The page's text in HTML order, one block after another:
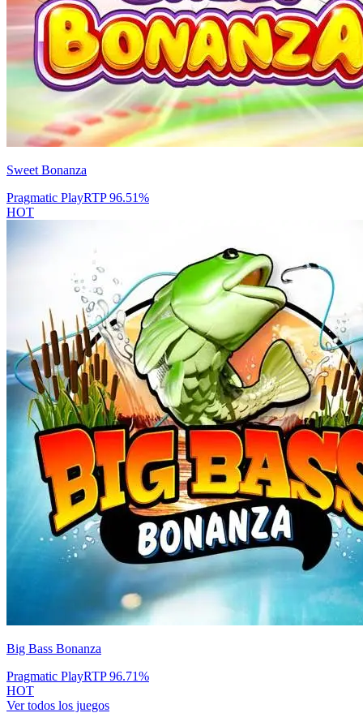
Sweet Bonanza
Pragmatic PlayRTP96.51%
HOT
Big Bass Bonanza
Pragmatic PlayRTP96.71%
HOT
Ver todos los juegos